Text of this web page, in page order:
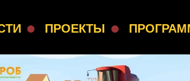
ПРОЕКТЫ